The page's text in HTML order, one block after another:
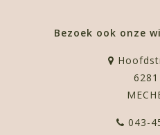
Bezoek ook onze
043-